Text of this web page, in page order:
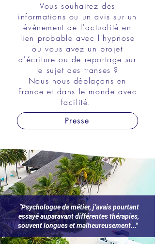
Vous souhaitez des
informations ou un avis sur un
évènement de l'actualité en
lien probable avec l'hypnose
ou vous avez un projet
d'écriture ou de reportage sur
le sujet des transes ?
Nous nous déplaçons en
France et dans le monde avec
facilité.
Presse
"Psychologue de métier, j’avais pourtant
essayé auparavant différentes thérapies,
souvent longues et malheureusement..."